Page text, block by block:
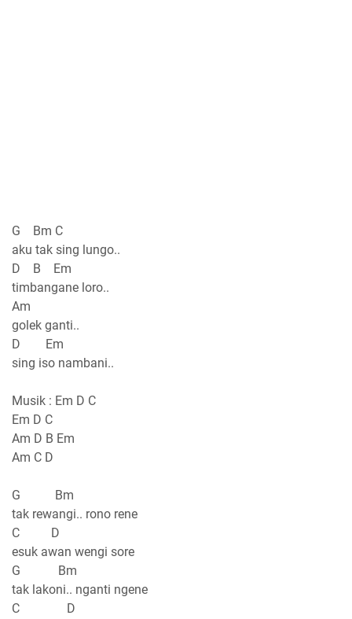
G Bm C
aku tak sing lungo..
D B Em
timbangane loro..
Am
golek ganti..
D Em
sing iso nambani..
Musik : Em D C
Em D C
Am D B Em
Am C D
G Bm
tak rewangi.. rono rene
C D
esuk awan wengi sore
G Bm
tak lakoni.. nganti ngene
C D